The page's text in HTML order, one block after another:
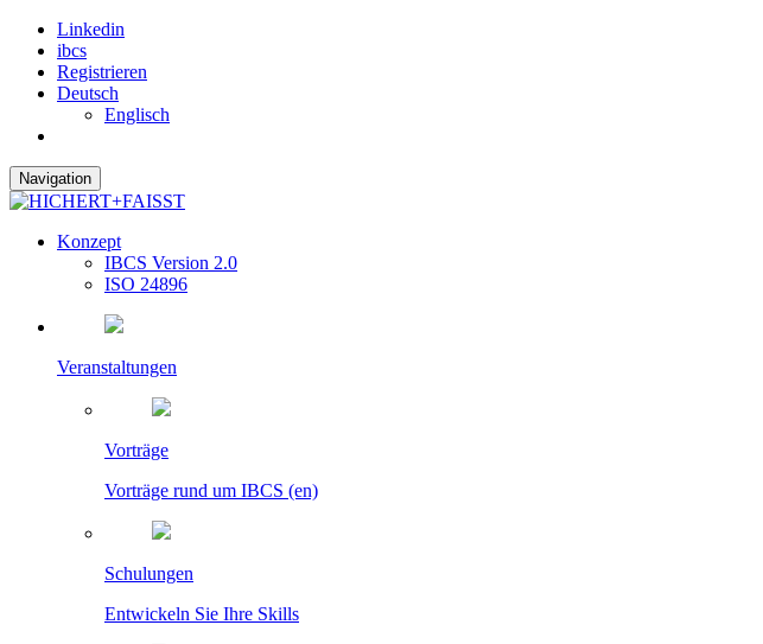
Linkedin
ibcs
Registrieren
Deutsch
Englisch
Navigation
Konzept
IBCS Version 2.0
ISO 24896
Veranstaltungen
Vorträge
Vorträge rund um IBCS (en)
Schulungen
Entwickeln Sie Ihre Skills